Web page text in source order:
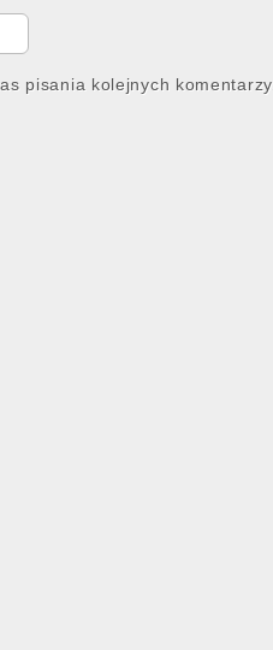
pisania kolejnych komentarzy.